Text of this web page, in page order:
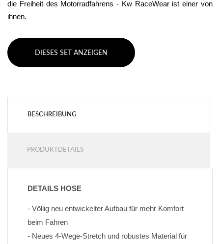
die Freiheit des Motorradfahrens - Kw RaceWear ist einer von
ihnen.
DIESES SET ANZEIGEN
BESCHREIBUNG
PRODUKTDETAILS
DETAILS HOSE
- Völlig neu entwickelter Aufbau für mehr Komfort
beim Fahren
- Neues 4-Wege-Stretch und robustes Material für